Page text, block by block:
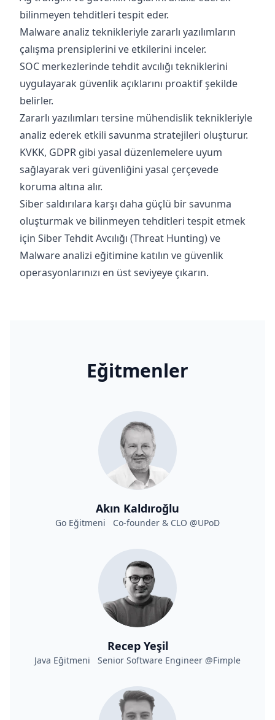
bilinmeyen tehditleri tespit eder.
Malware analiz teknikleriyle zararlı yazılımların
çalışma prensiplerini ve etkilerini inceler.
SOC merkezlerinde tehdit avcılığı tekniklerini
uygulayarak güvenlik açıklarını proaktif şekilde
belirler.
Zararlı yazılımları tersine mühendislik teknikleriyle
analiz ederek etkili savunma stratejileri oluşturur.
KVKK, GDPR gibi yasal düzenlemelere uyum
sağlayarak veri güvenliğini yasal çerçevede
koruma altına alır.
Siber saldırılara karşı daha güçlü bir savunma
oluşturmak ve bilinmeyen tehditleri tespit etmek
için Siber Tehdit Avcılığı (Threat Hunting) ve
Malware analizi eğitimine katılın ve güvenlik
operasyonlarınızı en üst seviyeye çıkarın.
Eğitmenler
Akın Kaldıroğlu
Go Eğitmeni Co-founder & CLO @UPoD
Recep Yeşil
Java Eğitmeni Senior Software Engineer @Fimple